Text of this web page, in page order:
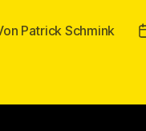
Patrick Schmink